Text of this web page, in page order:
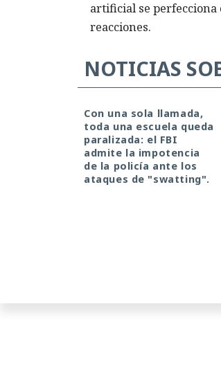
artificial se perfecciona
reacciones.
NOTICIAS
Con una sola llamada,
toda una escuela queda
paralizada: el FBI
admite la impotencia
de la policía ante los
ataques de "swatting".